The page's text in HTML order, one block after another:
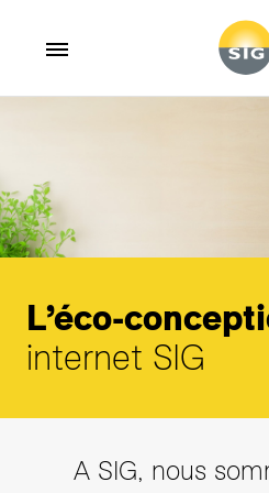
L’éco-
internet SIG
A SIG, nous